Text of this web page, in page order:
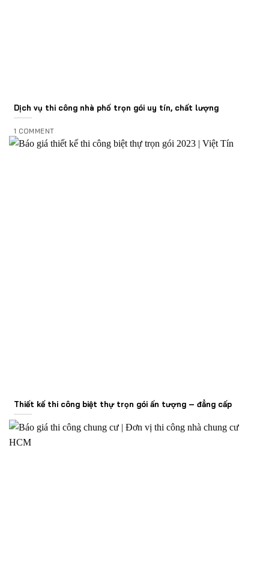
Dịch vụ thi công nhà phố trọn gói uy tín, chất lượng
1 COMMENT
Thiết kế thi công biệt thự trọn gói ấn tượng – đẳng cấp